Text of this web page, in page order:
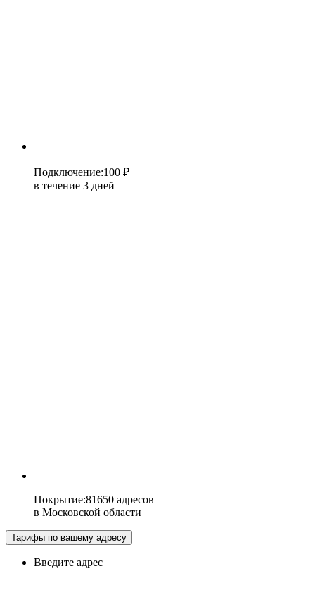
Подключение:100 ₽
в течение 3 дней
Покрытие:81650 адресов
в Московской области
Тарифы по вашему адресу
Введите адрес